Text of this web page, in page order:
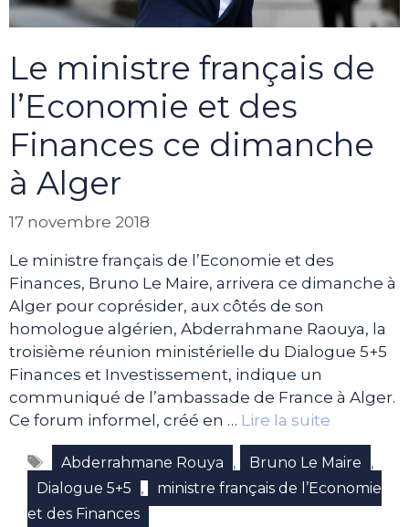
Le ministre français de
l’Economie et des
Finances ce dimanche
à Alger
17 novembre 2018
Le ministre français de l’Economie et des
Finances, Bruno Le Maire, arrivera ce dimanche à
Alger pour coprésider, aux côtés de son
homologue algérien, Abderrahmane Raouya, la
troisième réunion ministérielle du Dialogue 5+5
Finances et Investissement, indique un
communiqué de l’ambassade de France à Alger.
Ce forum informel, créé en … Lire la suite
Étiquettes
Abderrahmane Rouya , Bruno Le Maire ,
Dialogue 5+5 ,
ministre français de l’Economie
et des Finances